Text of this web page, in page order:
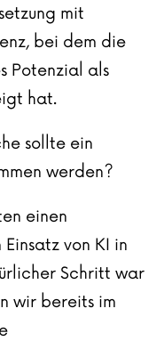
mit
bei dem die
Potenzial als
hat.
sollte ein
werden?
einen
von KI in
Schritt war
wir bereits im